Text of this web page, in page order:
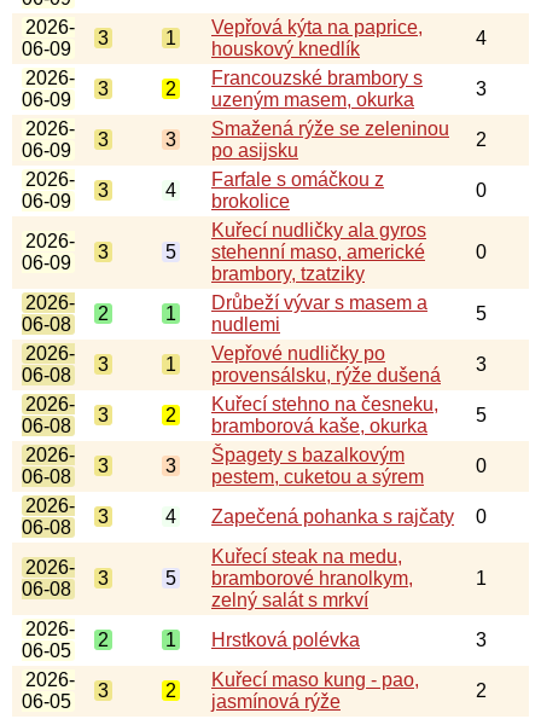
2026-
06-09
3 1
Vepřová kýta na paprice,
houskový knedlík
4
2026-
06-09
3 2
Francouzské brambory s
uzeným masem, okurka
3
2026-
06-09
3 3
Smažená rýže se zeleninou
po asijsku
2
2026-
06-09
3 4
Farfale s omáčkou z
brokolice
0
2026-
06-09
3 5
Kuřecí nudličky ala gyros
stehenní maso, americké
brambory, tzatziky
0
2026-
06-08
2 1
Drůbeží vývar s masem a
nudlemi
5
2026-
06-08
3 1
Vepřové nudličky po
provensálsku, rýže dušená
3
2026-
06-08
3 2
Kuřecí stehno na česneku,
bramborová kaše, okurka
5
2026-
06-08
3 3
Špagety s bazalkovým
pestem, cuketou a sýrem
0
2026-
06-08
3 4 Zapečená pohanka s rajčaty 0
2026-
06-08
3 5
Kuřecí steak na medu,
bramborové hranolkym,
zelný salát s mrkví
1
2026-
06-05
2 1 Hrstková polévka
3
2026-
06-05
3 2
Kuřecí maso kung - pao,
jasmínová rýže
2